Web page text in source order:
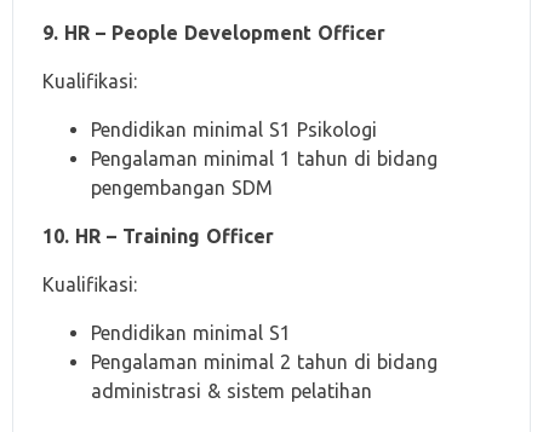
9. HR – People Development Officer
Kualifikasi:
Pendidikan minimal S1 Psikologi
Pengalaman minimal 1 tahun di bidang
pengembangan SDM
10. HR – Training Officer
Kualifikasi:
Pendidikan minimal S1
Pengalaman minimal 2 tahun di bidang
administrasi & sistem pelatihan